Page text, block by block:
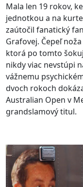
Mala len 19 rokov,
jednotkou a na
zaútočil fanatický
Grafovej. Čepeľ
ktorá po tomto
nikdy viac nevstúpi
vážnemu
dvoch rokoch
Australian Open v
grandslamový titul.